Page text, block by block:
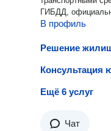
ГИБДД,
помочь вам
Мой опыт работы
решения для каждого клиента.
останутся между
который
В профиль
Ещё 6 услуг
Чат